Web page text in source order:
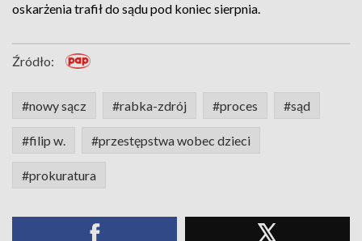
oskarżenia trafił do sądu pod koniec sierpnia.
Źródło:
#nowy sącz #rabka-zdrój #proces #sąd
#filip w. #przestępstwa wobec dzieci
#prokuratura